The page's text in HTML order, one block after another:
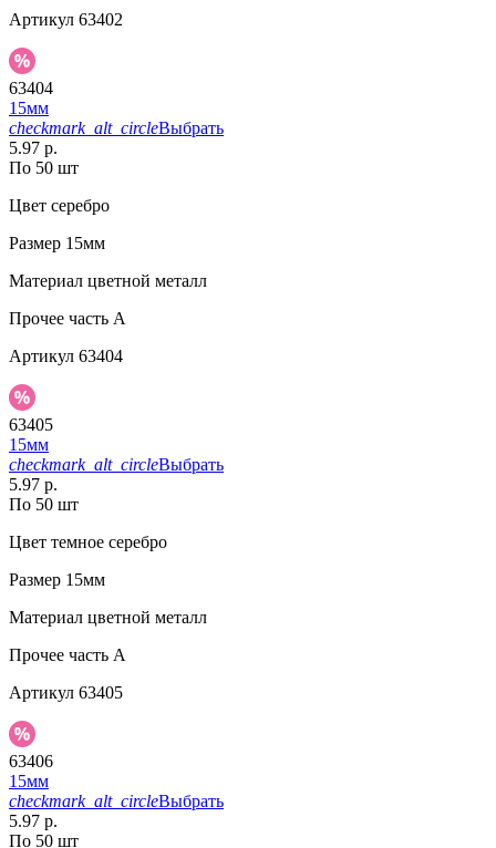
Артикул 63402
63404
15мм
checkmark_alt_circleВыбрать
5.97 р.
По 50 шт
Цвет серебро
Размер 15мм
Материал цветной металл
Прочее часть A
Артикул 63404
63405
15мм
checkmark_alt_circleВыбрать
5.97 р.
По 50 шт
Цвет темное серебро
Размер 15мм
Материал цветной металл
Прочее часть A
Артикул 63405
63406
15мм
checkmark_alt_circleВыбрать
5.97 р.
По 50 шт